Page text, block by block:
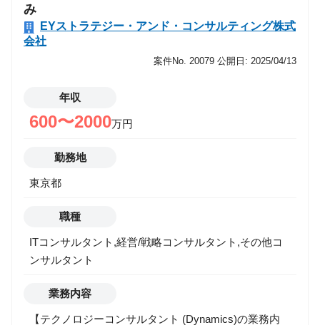
題解決を目指します。 案件規模にとらわれず、クライ
アントの本質的な課題に向き合うことが可能です。
■ タレントマネジメント支援 ・ 人材開発（人材戦
略・人材強化計画策定、人材ポートフォリオ管理、DX
テラシー向上や意識・行動変革 等） ・ リーダーシッ
プ開発（グローバルサクセッションプランニング、中
（DX組織設計、グローバルDX組織変革、システム開
化、人事機能再定義 等） ・ 採用強化（採用戦略策
マも支援します。 ・ 人事システム（SAP
SuccessFactors等）、グローバル人事オペレーショ
員報酬制度設計、人事制度設計、人事M&A、労働環境
整備 ・ 人事・人材データアナリティクス ・ システム
み
EYストラテジー・アンド・コンサルティング株式
会社
案件No. 20079 公開日: 2025/04/13
年収
600〜2000万円
勤務地
東京都
職種
ITコンサルタント,経営/戦略コンサルタント,その他コ
ンサルタント
業務内容
【テクノロジーコンサルタント (Dynamics)の業務内